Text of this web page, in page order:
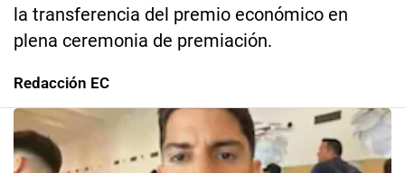
la transferencia del premio económico en
plena ceremonia de premiación.
Redacción EC